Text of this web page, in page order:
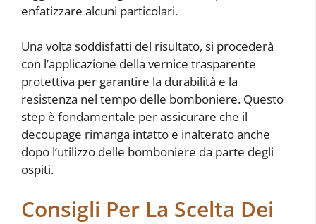
enfatizzare alcuni particolari.
Una volta soddisfatti del risultato, si procederà
con l’applicazione della vernice trasparente
protettiva per garantire la durabilità e la
resistenza nel tempo delle bomboniere. Questo
step è fondamentale per assicurare che il
decoupage rimanga intatto e inalterato anche
dopo l’utilizzo delle bomboniere da parte degli
ospiti.
Consigli Per La Scelta Dei